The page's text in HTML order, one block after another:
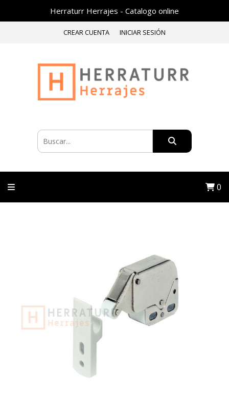
Herraturr Herrajes - Catalogo online
CREAR CUENTA INICIAR SESIÓN
0